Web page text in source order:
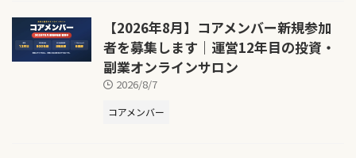
【2026年8月】コアメンバー新規参加
者を募集します｜運営12年目の投資・
副業オンラインサロン
2026/8/7
コアメンバー